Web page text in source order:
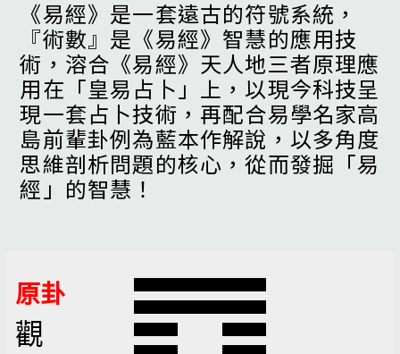
《易經》是一套遠古的符號系統，
『術數』是《易經》智慧的應用技
術，溶合《易經》天人地三者原理應
用在「皇易占卜」上，以現今科技呈
現一套占卜技術，再配合易學名家高
島前輩卦例為藍本作解說，以多角度
思維剖析問題的核心，從而發掘「易
經」的智慧！
原卦
觀